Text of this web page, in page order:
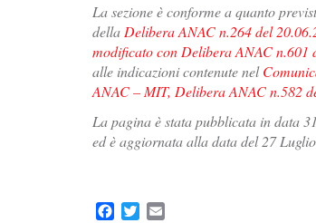
La sezione è conforme a quanto
della Delibera ANAC n.264 del
modificato con Delibera ANAC n.601
alle indicazioni contenute nel
ANAC – MIT, Delibera ANAC n.582
La pagina è stata pubblicata in data
ed è aggiornata alla data del 27
Facebook
Twitter